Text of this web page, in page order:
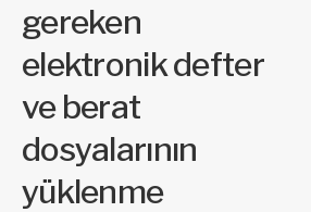
gereken
elektronik defter
ve berat
dosyalarının
yüklenme